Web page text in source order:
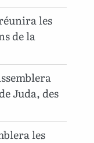
les
de la
Juda, des
les